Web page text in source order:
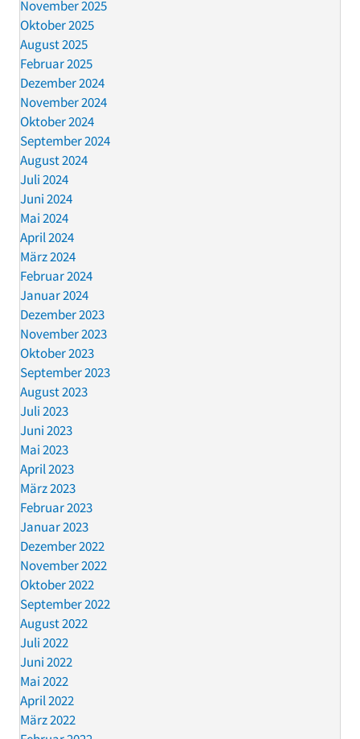
November 2025
Oktober 2025
August 2025
Februar 2025
Dezember 2024
November 2024
Oktober 2024
September 2024
August 2024
Juli 2024
Juni 2024
Mai 2024
April 2024
März 2024
Februar 2024
Januar 2024
Dezember 2023
November 2023
Oktober 2023
September 2023
August 2023
Juli 2023
Juni 2023
Mai 2023
April 2023
März 2023
Februar 2023
Januar 2023
Dezember 2022
November 2022
Oktober 2022
September 2022
August 2022
Juli 2022
Juni 2022
Mai 2022
April 2022
März 2022